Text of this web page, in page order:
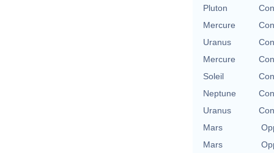
Pluton
Mercure
Uranus
Mercure
Soleil
Neptune
Uranus
Mars
Mars